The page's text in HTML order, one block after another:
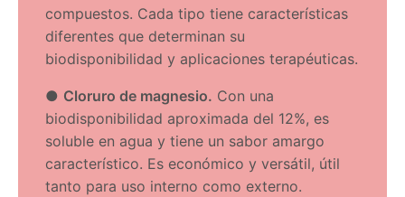
compuestos. Cada tipo tiene características
diferentes que determinan su
biodisponibilidad y aplicaciones terapéuticas.
● Cloruro de magnesio. Con una
biodisponibilidad aproximada del 12%, es
soluble en agua y tiene un sabor amargo
característico. Es económico y versátil, útil
tanto para uso interno como externo.